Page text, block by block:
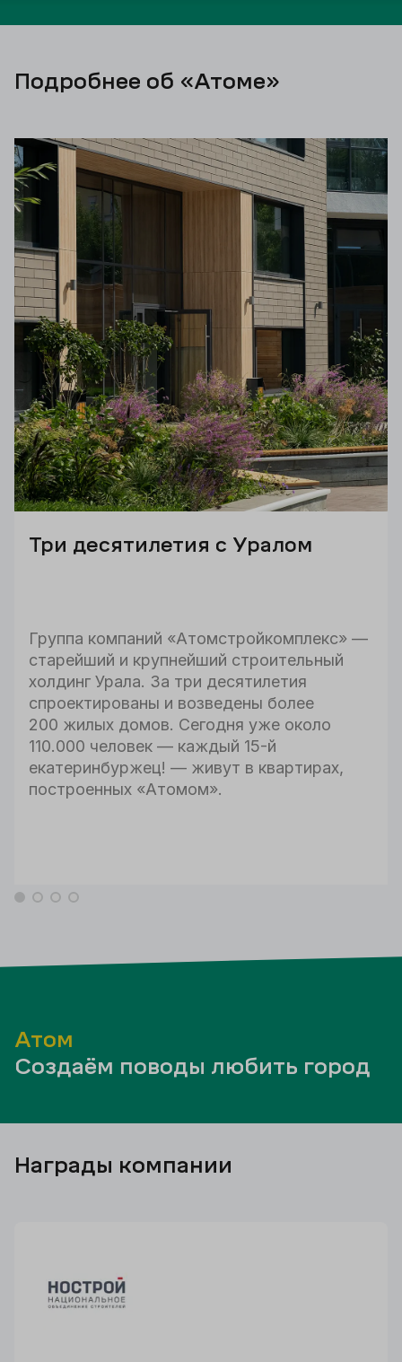
Подробнее об «Атоме»
Три десятилетия с Уралом
Группа компаний «Атомстройкомплекс» —
старейший и крупнейший строительный
холдинг Урала. За три десятилетия
спроектированы и возведены более
200 жилых домов. Сегодня уже около
110.000 человек — каждый 15-й
екатеринбуржец! — живут в квартирах,
построенных «Атомом».
Атом
Создаём поводы любить город
Награды компании